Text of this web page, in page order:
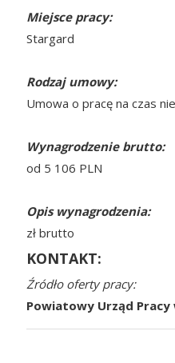
Miejsce pracy:
Stargard
Rodzaj umowy:
Umowa o pracę na czas
Wynagrodzenie brutto:
od 5 106 PLN
Opis wynagrodzenia:
zł brutto
KONTAKT:
Źródło oferty pracy:
Powiatowy Urząd